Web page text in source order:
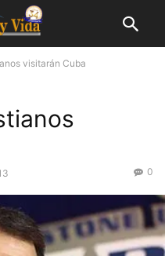
visitarán Cuba
0